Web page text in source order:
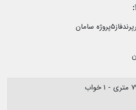
:
سامان